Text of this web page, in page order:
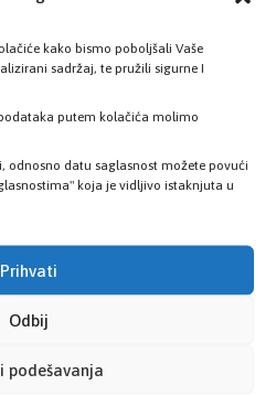
kako bismo poboljšali Vaše
sadržaj, te pružili sigurne I
putem kolačića molimo
odnosno datu saglasnost možete povući
koja je vidljivo istaknjuta u
Prihvati
Odbij
podešavanja
vaše elektronske
kartice
STATUS